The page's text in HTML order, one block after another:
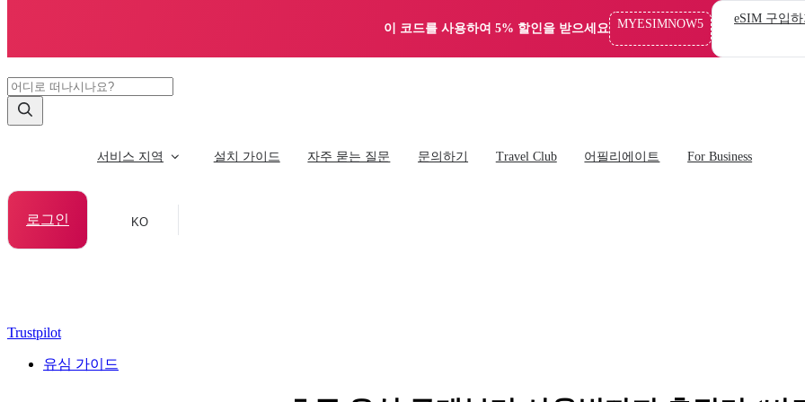
이 코드를 사용하여 5% 할인을 받으세요 MYESIMNOW5 eSIM 구입
서비스 지역 설치 가이드 자주 묻는 질문 문의하기 Travel Club 어필리에이트 For Business
로그인 KO
Trustpilot
유심 가이드